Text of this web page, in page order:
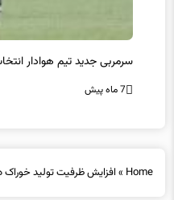
سرمربی جدید تیم هوادار
7 ماه پیش
Home
» افزایش ظرفیت تولید خوراک